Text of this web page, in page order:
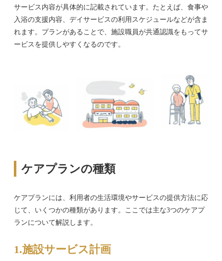
サービス内容が具体的に記載されています。たとえば、食事や
入浴の支援内容、デイサービスの利用スケジュールなどが含ま
れます。プランがあることで、施設職員が共通認識をもってサ
ービスを提供しやすくなるのです。
ケアプランの種類
ケアプランには、利用者の生活環境やサービスの提供方法に応
じて、いくつかの種類があります。ここでは主な3つのケアプ
ランについて解説します。
1.施設サービス計画